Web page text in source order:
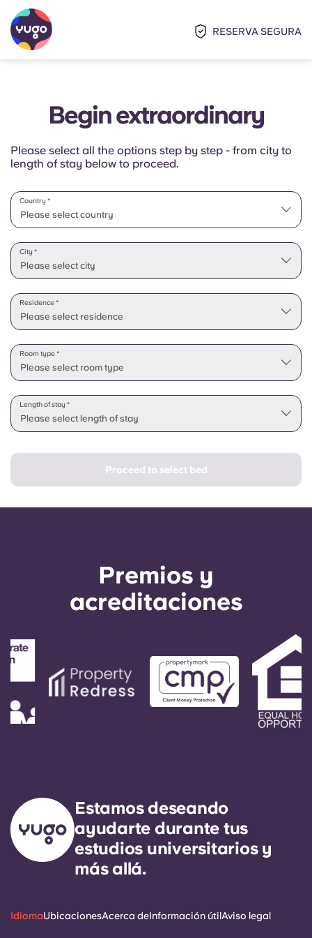
RESERVA SEGURA
Begin extraordinary
Please select all the options step by step - from city to
length of stay below to proceed.
Please select country
Country *
Please select state
Please select city
City *
Please select residence
Residence *
Please select room type
Room type *
Please select length of stay
Length of stay *
Proceed to select bed
Premios y
acreditaciones
Estamos deseando
ayudarte durante tus
estudios universitarios y
más allá.
IdiomaUbicacionesAcerca deInformación útilAviso legal